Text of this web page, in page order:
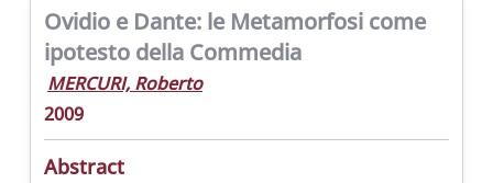
Ovidio e Dante: le Metamorfosi come
ipotesto della Commedia
MERCURI, Roberto
2009
Abstract